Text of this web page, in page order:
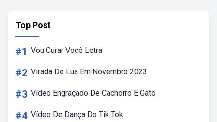
Top Post
#1 Vou Curar Você Letra
#2 Virada De Lua Em Novembro 2023
#3 Vídeo Engraçado De Cachorro E Gato
#4 Vídeo De Dança Do Tik Tok